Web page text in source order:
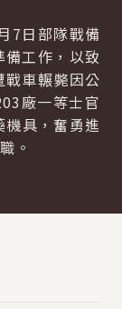
日部隊戰備
工作，以致
車輾斃因公
廠一等士官
具，奮勇進
。